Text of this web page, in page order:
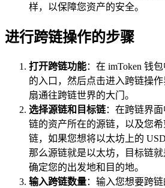
样，以保障您资产的安全。
进行跨链操作的步骤
打开跨链功能：在 imToken 钱
的入口，然后点击进入跨链操
扇通往跨链世界的大门。
选择源链和目标链：在跨链界
链的资产所在的源链，以及您
链，如果您想将以太坊上的
那么源链就是以太坊，目标链
确定您的出发地和目的地。
输入跨链数量：输入您想要跨